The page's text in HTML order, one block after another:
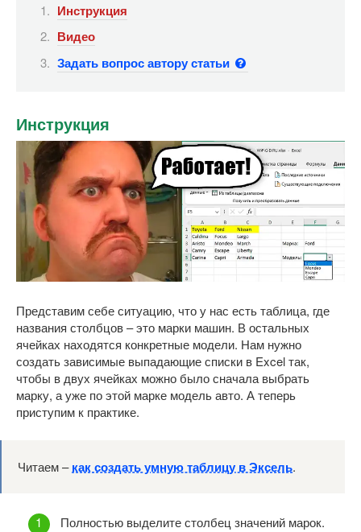
Инструкция
Видео
Задать вопрос автору статьи
Инструкция
Представим себе ситуацию, что у нас есть таблица, где
названия столбцов – это марки машин. В остальных
ячейках находятся конкретные модели. Нам нужно
создать зависимые выпадающие списки в Excel так,
чтобы в двух ячейках можно было сначала выбрать
марку, а уже по этой марке модель авто. А теперь
приступим к практике.
Читаем –как создать умную таблицу в Эксель.
Полностью выделите столбец значений марок.